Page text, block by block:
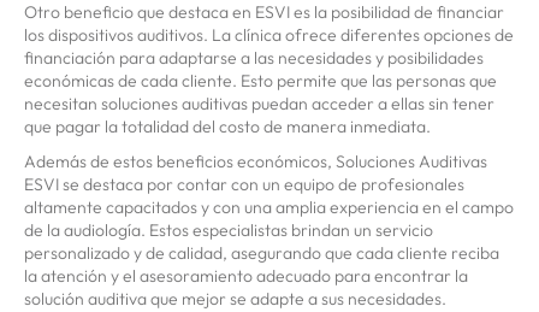
Otro beneficio que destaca en ESVI es la posibilidad de financiar
los dispositivos auditivos. La clínica ofrece diferentes opciones de
financiación para adaptarse a las necesidades y posibilidades
económicas de cada cliente. Esto permite que las personas que
necesitan soluciones auditivas puedan acceder a ellas sin tener
que pagar la totalidad del costo de manera inmediata.
Además de estos beneficios económicos, Soluciones Auditivas
ESVI se destaca por contar con un equipo de profesionales
altamente capacitados y con una amplia experiencia en el campo
de la audiología. Estos especialistas brindan un servicio
personalizado y de calidad, asegurando que cada cliente reciba
la atención y el asesoramiento adecuado para encontrar la
solución auditiva que mejor se adapte a sus necesidades.